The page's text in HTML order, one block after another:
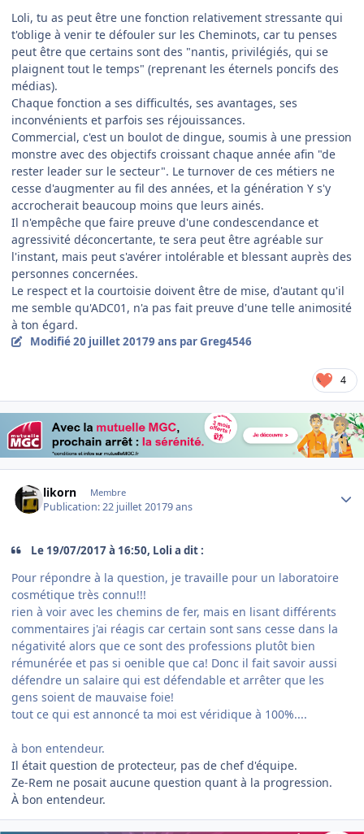
Loli, tu as peut être une fonction relativement stressante qui
t'oblige à venir te défouler sur les Cheminots, car tu penses
peut être que certains sont des "nantis, privilégiés, qui se
plaignent tout le temps" (reprenant les éternels poncifs des
médias).
Chaque fonction a ses difficultés, ses avantages, ses
inconvénients et parfois ses réjouissances.
Commercial, c'est un boulot de dingue, soumis à une pression
monstre avec des objectifs croissant chaque année afin "de
rester leader sur le secteur". Le turnover de ces métiers ne
cesse d'augmenter au fil des années, et la génération Y s'y
accrocherait beaucoup moins que leurs ainés.
Il n'empêche que faire preuve d'une condescendance et
agressivité déconcertante, te sera peut être agréable sur
l'instant, mais peut s'avérer intolérable et blessant auprès des
personnes concernées.
Le respect et la courtoisie doivent être de mise, d'autant qu'il
me semble qu'ADC01, n'a pas fait preuve d'une telle animosité
à ton égard.
Modifié20 juillet 20179 ans par Greg4546
4
likorn Membre
Publication:22 juillet 20179 ans
Le 19/07/2017 à 16:50, Loli a dit :
Pour répondre à la question, je travaille pour un laboratoire
cosmétique très connu!!!
rien à voir avec les chemins de fer, mais en lisant différents
commentaires j'ai réagis car certain sont sans cesse dans la
négativité alors que ce sont des professions plutôt bien
rémunérée et pas si oenible que ca! Donc il fait savoir aussi
défendre un salaire qui est défendable et arrêter que les
gens soient de mauvaise foie!
tout ce qui est annoncé ta moi est véridique à 100%....
à bon entendeur.
Il était question de protecteur, pas de chef d'équipe.
Ze-Rem ne posait aucune question quant à la progression.
À bon entendeur.